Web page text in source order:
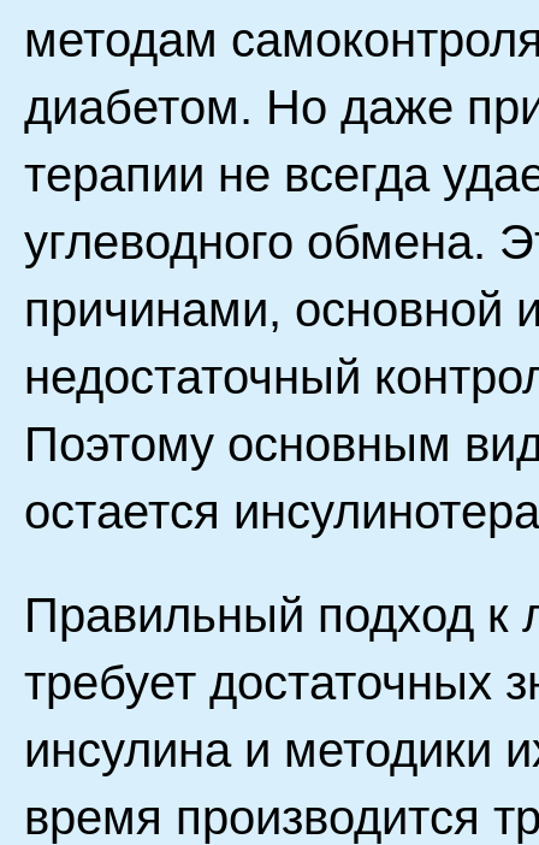
методам
диабетом. Но даже
терапии не всегда
углеводного обмена.
причинами, основной
недостаточный
Поэтому основным
остается
Правильный подход к
требует достаточных
инсулина и методики
время производится